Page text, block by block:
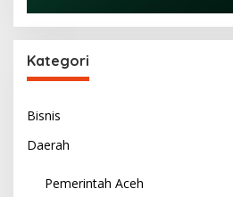
Kategori
Bisnis
Daerah
Pemerintah Aceh